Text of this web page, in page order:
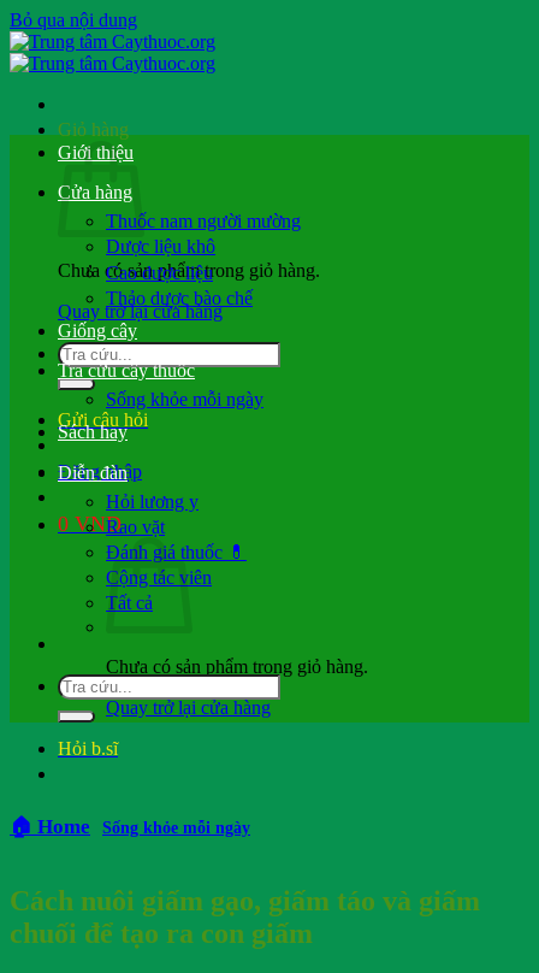
Bỏ qua nội dung
Giỏ hàng
Chưa có sản phẩm trong giỏ hàng.
Quay trở lại cửa hàng
Gửi câu hỏi
Đăng nhập
0 VND
Chưa có sản phẩm trong giỏ hàng.
Quay trở lại cửa hàng
Hỏi b.sĩ
Giới thiệu
Cửa hàng
Thuốc nam người mường
Dược liệu khô
Cao dược liệu
Thảo dược bào chế
Giống cây
Tra cứu cây thuốc
Sống khỏe mỗi ngày
Sách hay
Diễn đàn
Hỏi lương y
Rao vặt
Đánh giá thuốc 💊
Cộng tác viên
Tất cả
🏠 Home Sống khỏe mỗi ngày
Cách nuôi giấm gạo, giấm táo và giấm
chuối để tạo ra con giấm